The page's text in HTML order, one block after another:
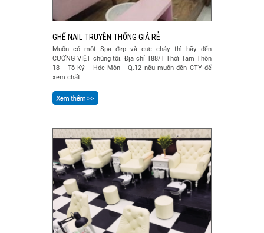
GHẾ NAIL TRUYỀN THỐNG GIÁ RẺ
Muốn có một Spa đẹp và cực cháy thì hãy đến
CƯỜNG VIỆT chúng tôi. Địa chỉ 188/1 Thới Tam Thôn
18 - Tô Ký - Hóc Môn - Q.12 nếu muốn đến CTY để
xem chất...